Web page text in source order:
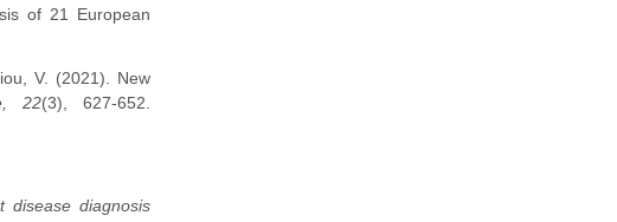
of 21 European
V. (2021). New
22(3), 627-652.
disease diagnosis